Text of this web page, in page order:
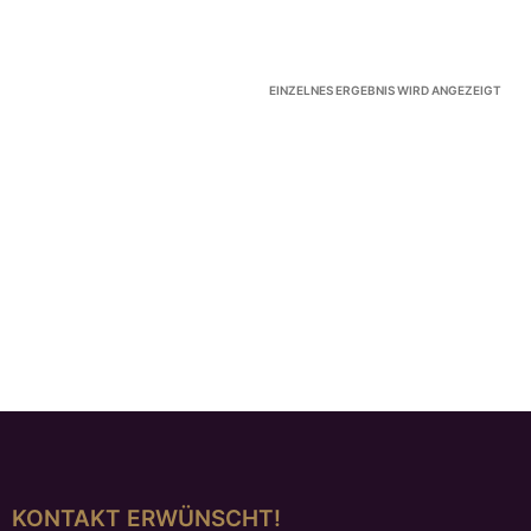
EINZELNES ERGEBNIS WIRD ANGEZEIGT
KONTAKT ERWÜNSCHT!